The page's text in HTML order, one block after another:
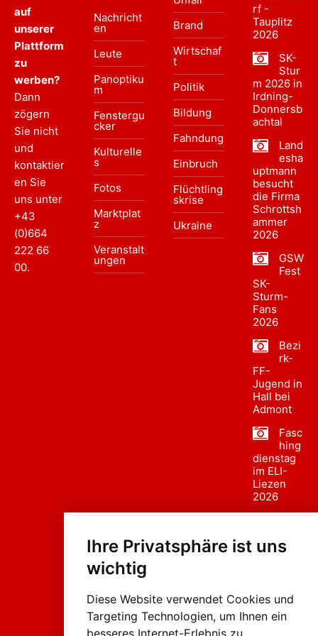
Ihre Privatsphäre ist uns
wichtig
Diese Website verwendet Cookies und
Targeting Technologien, um Ihnen ein
besseres Internet-Erlebnis zu
auf
unserer
Plattform
zu
werben?
Dann
zögern
Sie nicht
und
kontaktier
en Sie
uns unter
+43
(0)664
222 66
00.
Nachricht
en
Leute
Panoptiku
m
Fenstergu
cker
Kulturelle
s
Fotos
Marktplat
z
Veranstalt
ungen
Brand
Wirtschaf
t
Politik
Bildung
Fahndung
Einbruch
Flüchtling
skrise
Ukraine
rf -
Tauplitz
2026
SK-
Stur
m 2026 in
Irdning-
Donnersb
achtal
Land
esha
uptmann
besucht
die Firma
Schrottsh
ammer
2026
GSW
Fest
SK-
Sturm-
Fans
2026
Bezi
rk-
FF-
Jugend in
Hall bei
Admont
Fasc
hing
dienstag
im ELI-
Liezen
2026
sumzug
Liezen